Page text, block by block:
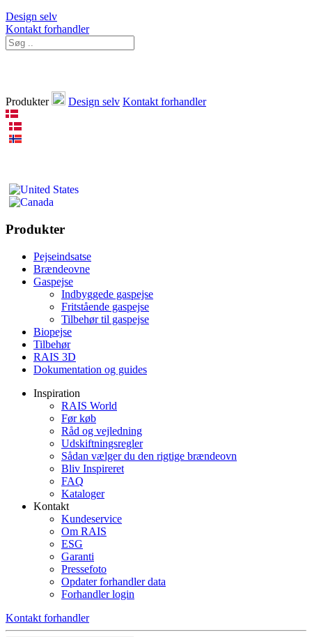
Design selv
Kontakt forhandler
Produkter Design selv Kontakt forhandler
Produkter
Pejseindsatse
Brændeovne
Gaspejse
Indbyggede gaspejse
Fritstående gaspejse
Tilbehør til gaspejse
Biopejse
Tilbehør
RAIS 3D
Dokumentation og guides
Inspiration
RAIS World
Før køb
Råd og vejledning
Udskiftningsregler
Sådan vælger du den rigtige brændeovn
Bliv Inspireret
FAQ
Kataloger
Kontakt
Kundeservice
Om RAIS
ESG
Garanti
Pressefoto
Opdater forhandler data
Forhandler login
Kontakt forhandler